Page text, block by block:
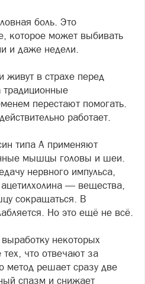
боль. Это
которое может выбивать
и даже недели.
живут в страхе перед
перестают помогать.
работает.
типа А применяют
мышцы головы и шеи.
нервного импульса,
— вещества,
сокращаться. В
Но это ещё не всё.
некоторых
что отвечают за
метод решает сразу две
спазм и снижает